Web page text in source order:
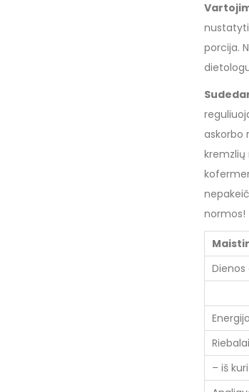
porcija.
askorbo
kremzlių
normos!
Dienos
Energija
Riebalai
– iš